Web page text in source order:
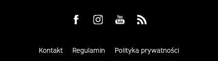
Visit us on Facebook
Visit us on Instagram
Visit us on Youtube
Visit us on Rss
Kontakt Regulamin Polityka prywatności